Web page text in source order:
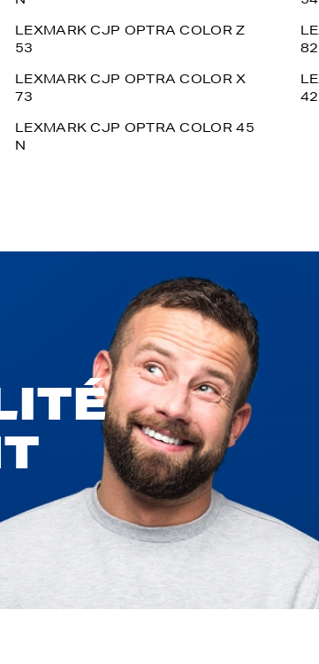
LEXMARK CJP OPTRA COLOR Z
53
LEXMARK CJP OPTRA COLOR X
73
LEXMARK CJP OPTRA COLOR 45
N
82
42